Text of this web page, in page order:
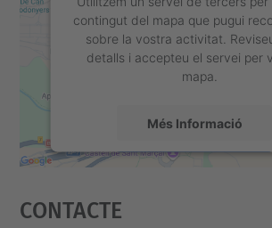
contingut del mapa que pugui
sobre la vostra activitat.
detalls i accepteu el servei per
mapa.
Més Informació
powered by
Contacte